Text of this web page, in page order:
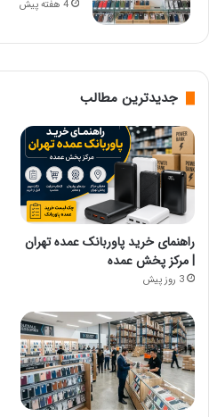
4 هفته پیش
جدیدترین مطالب
راهنمای خرید پاوربانک عمده تهران
| مرکز پخش عمده
3 روز پیش